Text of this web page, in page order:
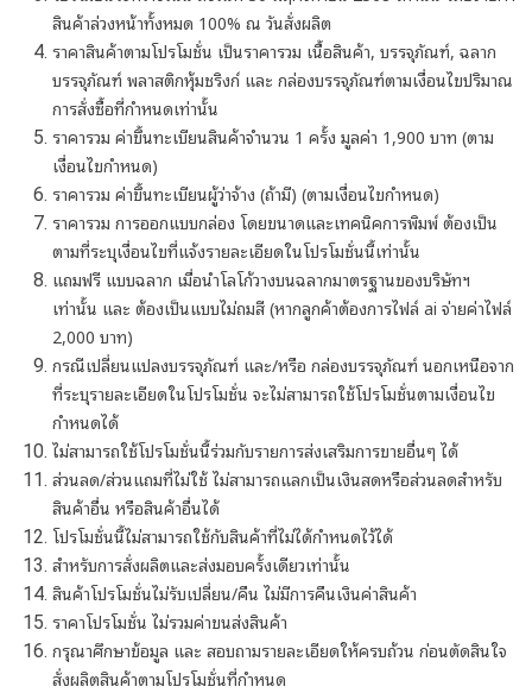
สินค้าล่วงหน้าทั้งหมด 100% ณ วันสั่งผลิต
ราคาสินค้าตามโปรโมชั่น เป็นราคารวม เนื้อสินค้า, บรรจุภัณฑ์, ฉลาก
บรรจุภัณฑ์ พลาสติกหุ้มชริงก์ และ กล่องบรรจุภัณฑ์ตามเงื่อนไขปริมาณ
การสั่งซื้อที่กำหนดเท่านั้น
ราคารวม ค่าขึ้นทะเบียนสินค้าจำนวน 1 ครั้ง มูลค่า 1,900 บาท (ตาม
เงื่อนไขกำหนด)
ราคารวม ค่าขึ้นทะเบียนผู้ว่าจ้าง (ถ้ามี) (ตามเงื่อนไขกำหนด)
ราคารวม การออกแบบกล่อง โดยขนาดและเทคนิคการพิมพ์ ต้องเป็น
ตามที่ระบุเงื่อนไขที่แจ้งรายละเอียดในโปรโมชั่นนี้เท่านั้น
แถมฟรี แบบฉลาก เมื่อนำโลโก้วางบนฉลากมาตรฐานของบริษัทฯ
เท่านั้น และ ต้องเป็นแบบไม่ถมสี (หากลูกค้าต้องการไฟล์ ai จ่ายค่าไฟล์
2,000 บาท)
กรณีเปลี่ยนแปลงบรรจุภัณฑ์ และ/หรือ กล่องบรรจุภัณฑ์ นอกเหนือจาก
ที่ระบุรายละเอียดในโปรโมชั่น จะไม่สามารถใช้โปรโมชั่นตามเงื่อนไข
กำหนดได้
ไม่สามารถใช้โปรโมชั่นนี้ร่วมกับรายการส่งเสริมการขายอื่นๆ ได้
ส่วนลด/ส่วนแถมที่ไม่ใช้ ไม่สามารถแลกเป็นเงินสดหรือส่วนลดสำหรับ
สินค้าอื่น หรือสินค้าอื่นได้
โปรโมชั่นนี้ไม่สามารถใช้กับสินค้าที่ไม่ได้กำหนดไว้ได้
สำหรับการสั่งผลิตและส่งมอบครั้งเดียวเท่านั้น
สินค้าโปรโมชั่นไม่รับเปลี่ยน/คืน ไม่มีการคืนเงินค่าสินค้า
ราคาโปรโมชั่น ไม่รวมค่าขนส่งสินค้า
กรุณาศึกษาข้อมูล และ สอบถามรายละเอียดให้ครบถ้วน ก่อนตัดสินใจ
สั่งผลิตสินค้าตามโปรโมชั่นที่กำหนด